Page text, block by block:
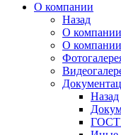
О компании
Назад
О компании
О компании
Назад